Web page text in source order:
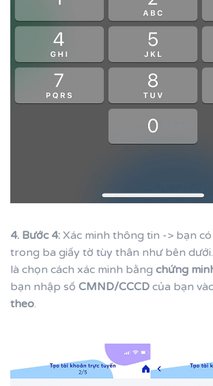
4. Bước 4: Xác minh thông tin -> bạn
trong ba giấy tờ tùy thân như bên
là chọn cách xác minh bằng chứng
bạn nhập số CMND/CCCD của bạn
theo.